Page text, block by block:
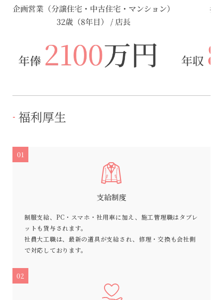
福利厚生
01
支給制度
制服支給、PC・スマホ・社用車に加え、施工管理職はタブレ
ットも貸与されます。
社員大工職は、最新の道具が支給され、修理・交換も会社側
で対応しております。
02